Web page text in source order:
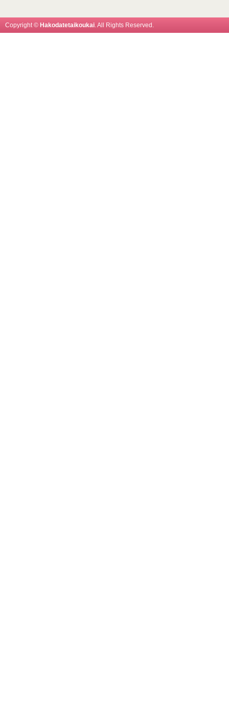
Copyright © Hakodatetaikoukai. All Rights Reserved.